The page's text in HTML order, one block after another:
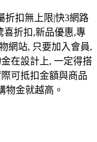
折扣無上限|快3網路
喜折扣,新品優惠,專
網站, 只要加入會員,
在設計上, 一定得搭
可抵扣金額與商品
物金就越高。